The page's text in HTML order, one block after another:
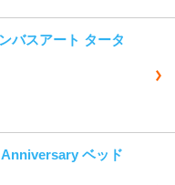
バスアート タータ
ベッド